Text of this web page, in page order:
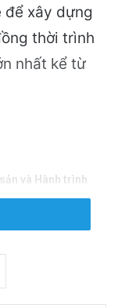
để xây dựng
thời trình
nhất kể từ
và Hành trình
Nổ Đá Đầu Tiên
Trong Công